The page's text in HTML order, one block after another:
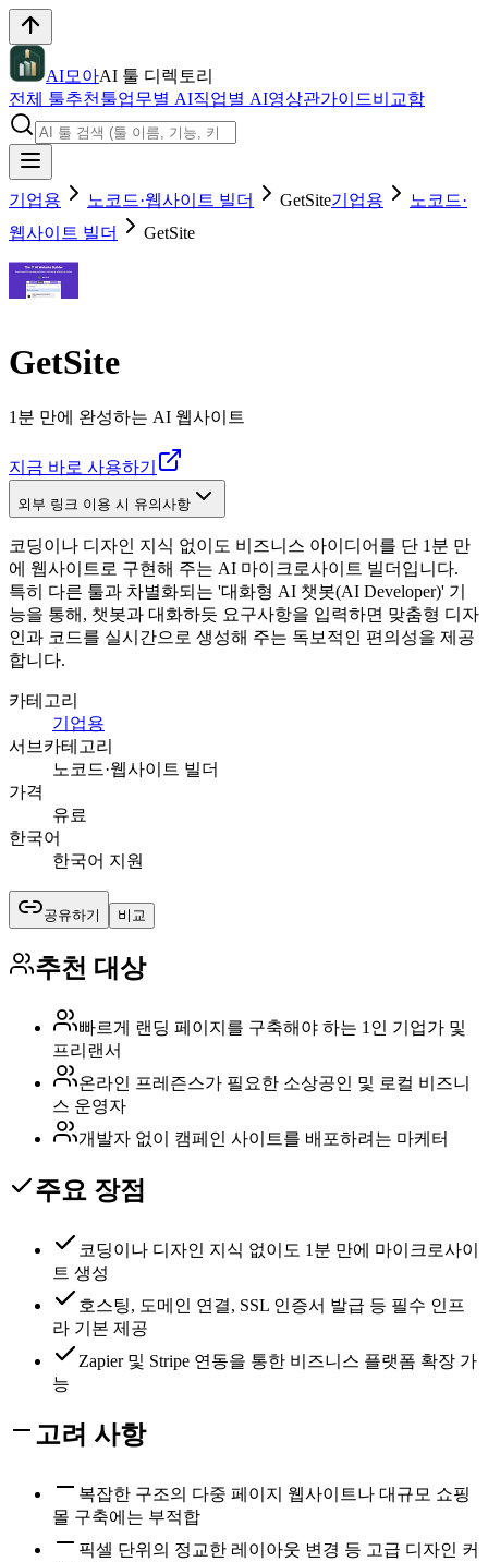
AI모아AI 툴 디렉토리
전체 툴추천툴업무별 AI직업별 AI영상관가이드비교함
기업용 노코드·웹사이트 빌더 GetSite기업용
노코드·
웹사이트 빌더
GetSite
GetSite
1분 만에 완성하는 AI 웹사이트
지금 바로 사용하기
외부 링크 이용 시 유의사항
코딩이나 디자인 지식 없이도 비즈니스 아이디어를 단 1분 만
에 웹사이트로 구현해 주는 AI 마이크로사이트 빌더입니다.
특히 다른 툴과 차별화되는 '대화형 AI 챗봇(AI Developer)' 기
능을 통해, 챗봇과 대화하듯 요구사항을 입력하면 맞춤형 디자
인과 코드를 실시간으로 생성해 주는 독보적인 편의성을 제공
합니다.
카테고리
기업용
서브카테고리
노코드·웹사이트 빌더
가격
유료
한국어
한국어 지원
공유하기 비교
추천 대상
빠르게 랜딩 페이지를 구축해야 하는 1인 기업가 및
프리랜서
온라인 프레즌스가 필요한 소상공인 및 로컬 비즈니
스 운영자
개발자 없이 캠페인 사이트를 배포하려는 마케터
주요 장점
코딩이나 디자인 지식 없이도 1분 만에 마이크로사이
트 생성
호스팅, 도메인 연결, SSL 인증서 발급 등 필수 인프
라 기본 제공
Zapier 및 Stripe 연동을 통한 비즈니스 플랫폼 확장 가
능
고려 사항
복잡한 구조의 다중 페이지 웹사이트나 대규모 쇼핑
몰 구축에는 부적합
픽셀 단위의 정교한 레이아웃 변경 등 고급 디자인 커